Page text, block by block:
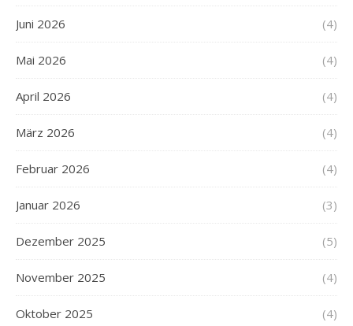
Juni 2026 (4)
Mai 2026 (4)
April 2026 (4)
März 2026 (4)
Februar 2026 (4)
Januar 2026 (3)
Dezember 2025 (5)
November 2025 (4)
Oktober 2025 (4)